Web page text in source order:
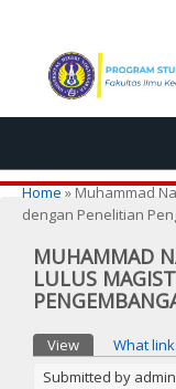
You are here
Home » Muhammad
dengan Penelitian
MUHAMMAD
LULUS
Primary tabs
View (active tab)
What
Submitted by admin